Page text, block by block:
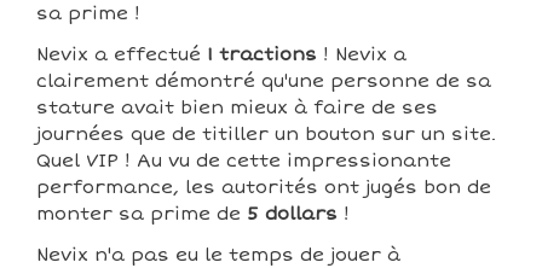
sa prime !
Nevix a effectué 1 tractions ! Nevix a
clairement démontré qu'une personne de sa
stature avait bien mieux à faire de ses
journées que de titiller un bouton sur un site.
Quel VIP ! Au vu de cette impressionante
performance, les autorités ont jugés bon de
monter sa prime de 5 dollars !
Nevix n'a pas eu le temps de jouer à